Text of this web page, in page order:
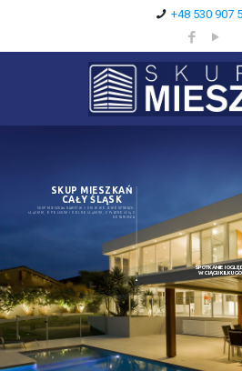
+48 530 907
SKUP MIESZKAŃ
CAŁY ŚLĄSK
SKUP MIESZKAŃ NAWET W 3 DNI W WOJEWÓDZTWACH:
ŚLĄSKIM, OPOLSKIM I DOLNOŚLĄSKIM, Z PŁATNOŚCIĄ U
NOTARIUSZA
SPOTKANIE I
W CIĄGU KILKU